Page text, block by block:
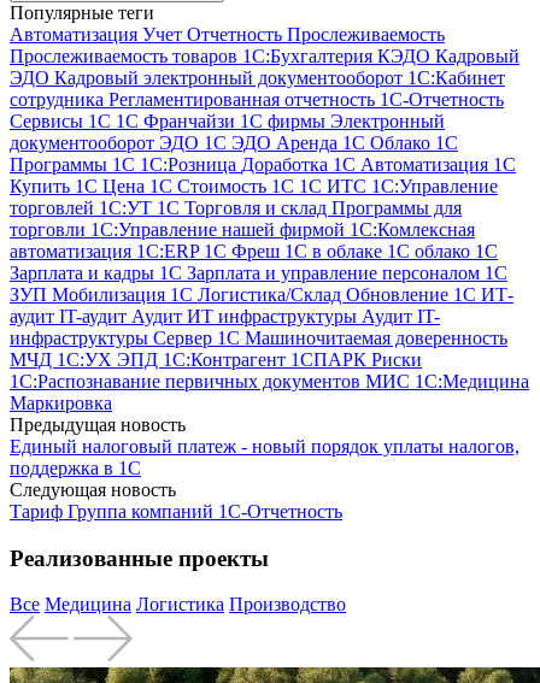
Популярные теги
Автоматизация Учет Отчетность Прослеживаемость
Прослеживаемость товаров 1С:Бухгалтерия КЭДО Кадровый
ЭДО Кадровый электронный документооборот 1С:Кабинет
сотрудника Регламентированная отчетность 1С-Отчетность
Сервисы 1С 1С Франчайзи 1С фирмы Электронный
документооборот ЭДО 1С ЭДО Аренда 1С Облако 1С
Программы 1С 1С:Розница Доработка 1С Автоматизация 1С
Купить 1С Цена 1С Стоимость 1С 1С ИТС 1С:Управление
торговлей 1С:УТ 1С Торговля и склад Программы для
торговли 1С:Управление нашей фирмой 1С:Комлексная
автоматизация 1С:ERP 1С Фреш 1С в облаке 1С облако 1С
Зарплата и кадры 1С Зарплата и управление персоналом 1С
ЗУП Мобилизация 1С Логистика/Склад Обновление 1С ИТ-
аудит IT-аудит Аудит ИТ инфраструктуры Аудит IT-
инфраструктуры Сервер 1С Машиночитаемая доверенность
МЧД 1С:УХ ЭПД 1С:Контрагент 1СПАРК Риски
1С:Распознавание первичных документов МИС 1С:Медицина
Маркировка
Предыдущая новость
Единый налоговый платеж - новый порядок уплаты налогов,
поддержка в 1С
Следующая новость
Тариф Группа компаний 1С-Отчетность
Реализованные проекты
Все Медицина Логистика Производство